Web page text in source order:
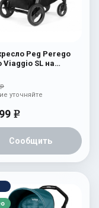
Peg Perego
Viaggio SL на
Onyx
e
Сообщить
уточняйте